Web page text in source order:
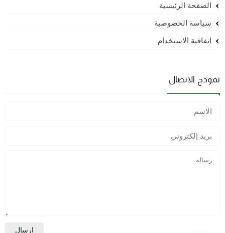
الصفحة الرئيسية
سياسة الخصوصية
اتفاقية الاستخدام
نموذج الاتصال